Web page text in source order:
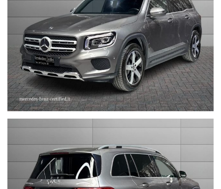
- UN RECAPITO TELEFONICO
- IN CASO DI AUTO DA DARE IN PERMUTA (MODELLO, ANNO DI
IMMATRICOLAZIONE, KM)
STEFAUTO S.P.A.BOLOGNA
VIA BENTINI, 111
VIALE BERTI - PICHAT, 10 - 40127 BOLOGNA
Tel. 051244435
--------------------------------------------------------------------------
Stefauto S.p.a. declina ogni responsabilità per eventuali non
conformità relative ad equipaggiamento, omologazioni anti
inquinamento, accessori, ecc. pubblicate nei diversi portali.